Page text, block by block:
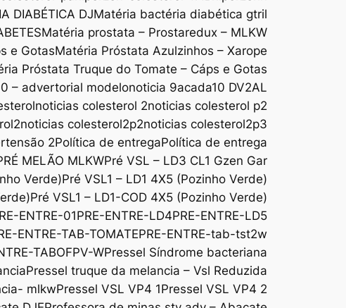
DIABÉTICA DJMatéria bactéria diabética gtril
Matéria prostata – Prostaredux – MLKW
e GotasMatéria Próstata Azulzinhos – Xarope
Próstata Truque do Tomate – Cáps e Gotas
– advertorial modelonoticia 9acada10 DV2AL
noticias colesterol 2noticias colesterol p2
noticias colesterol2p2noticias colesterol2p3
2Política de entregaPolítica de entrega
MELÃO MLKWPré VSL – LD3 CL1 Gzen Gar
Verde)Pré VSL1 – LD1 4X5 (Pozinho Verde)
Pré VSL1 – LD1-COD 4X5 (Pozinho Verde)
ENTRE-01PRE-ENTRE-LD4PRE-ENTRE-LD5
ENTRE-TAB-TOMATEPRE-ENTRE-tab-tst2w
TABOFPV-WPressel Síndrome bacteriana
Pressel truque da melancia – Vsl Reduzida
mlkwPressel VSL VP4 1Pressel VSL VP4 2